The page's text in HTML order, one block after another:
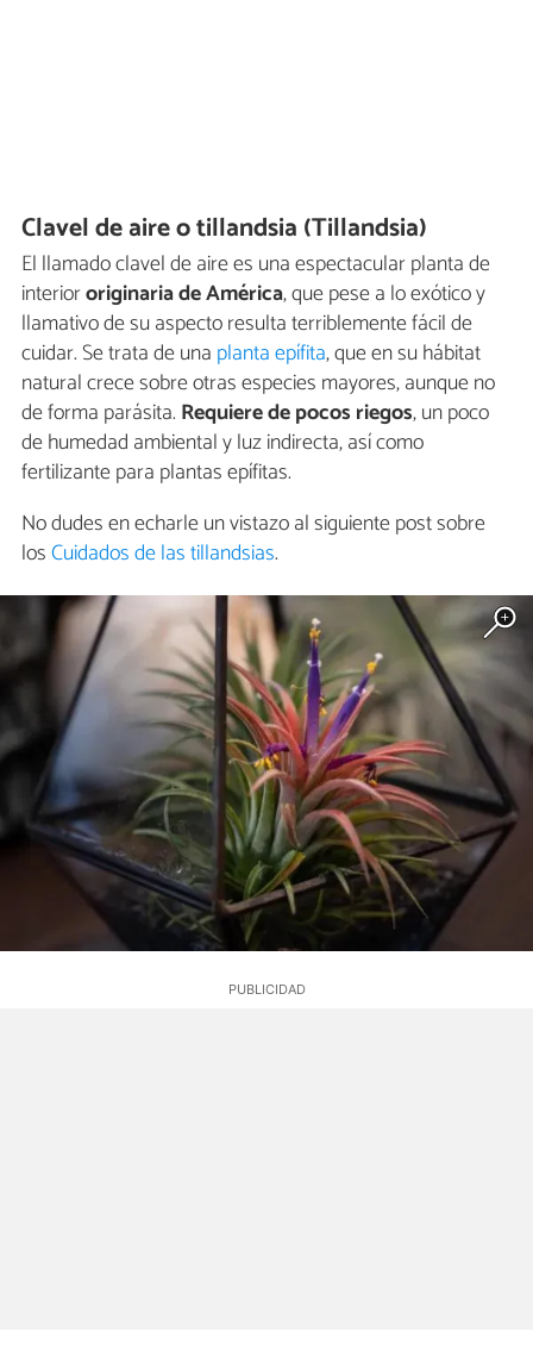
Clavel de aire o tillandsia (Tillandsia)
El llamado clavel de aire es una espectacular planta de
interiororiginaria de América, que pese a lo exótico y
llamativo de su aspecto resulta terriblemente fácil de
cuidar. Se trata de una planta epífita, que en su hábitat
natural crece sobre otras especies mayores, aunque no
de forma parásita. Requiere de pocos riegos, un poco
de humedad ambiental y luz indirecta, así como
fertilizante para plantas epífitas.
No dudes en echarle un vistazo al siguiente post sobre
losCuidados de las tillandsias.